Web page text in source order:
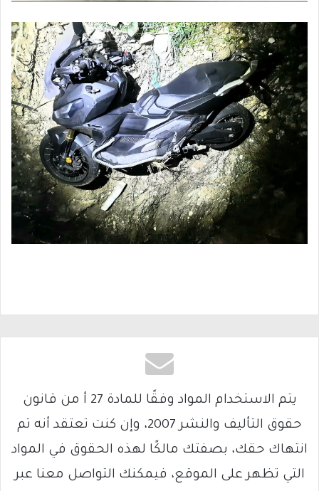
يتم الاستخدام المواد وفقًا للمادة 27 أ من قانون
حقوق التأليف والنشر 2007، وإن كنت تعتقد أنه تم
انتهاك حقك، بصفتك مالكًا لهذه الحقوق في المواد
التي تظهر على الموقع، فيمكنك التواصل معنا عبر